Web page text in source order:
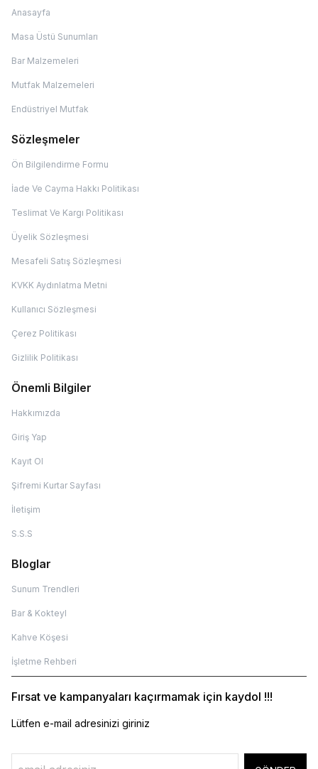
Anasayfa
Masa Üstü Sunumları
Bar Malzemeleri
Mutfak Malzemeleri
Endüstriyel Mutfak
Sözleşmeler
Ön Bilgilendirme Formu
İade Ve Cayma Hakkı Politikası
Teslimat Ve Kargı Politikası
Üyelik Sözleşmesi
Mesafeli Satış Sözleşmesi
KVKK Aydınlatma Metni
Kullanıcı Sözleşmesi
Çerez Politikası
Gizlilik Politikası
Önemli Bilgiler
Hakkımızda
Giriş Yap
Kayıt Ol
Şifremi Kurtar Sayfası
İletişim
S.S.S
Bloglar
Sunum Trendleri
Bar & Kokteyl
Kahve Köşesi
İşletme Rehberi
Fırsat ve kampanyaları kaçırmamak için kaydol !!!
Lütfen e-mail adresinizi giriniz